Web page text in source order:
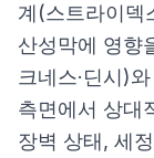
계(스트라이덱
산성막에 영향
크네스·딘시)
측면에서 상대
장벽 상태, 세